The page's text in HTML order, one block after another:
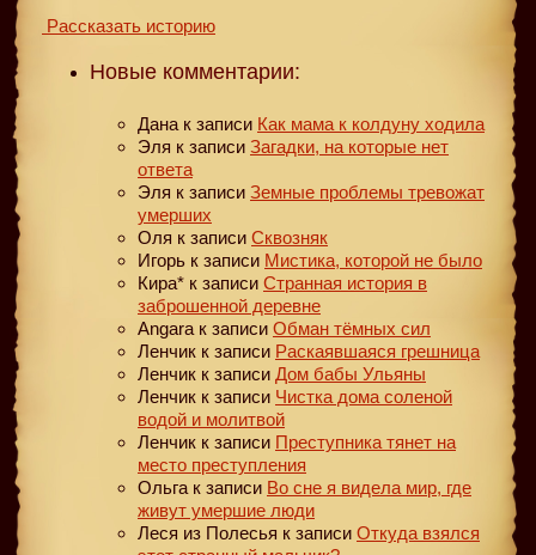
Рассказать историю
Новые комментарии:
Дана к записи Как мама к колдуну ходила
Эля к записи Загадки, на которые нет
ответа
Эля к записи Земные проблемы тревожат
умерших
Оля к записи Сквозняк
Игорь к записи Мистика, которой не было
Кира* к записи Странная история в
заброшенной деревне
Angara к записи Обман тёмных сил
Ленчик к записи Раскаявшаяся грешница
Ленчик к записи Дом бабы Ульяны
Ленчик к записи Чистка дома соленой
водой и молитвой
Ленчик к записи Преступника тянет на
место преступления
Ольга к записи Во сне я видела мир, где
живут умершие люди
Леся из Полесья к записи Откуда взялся